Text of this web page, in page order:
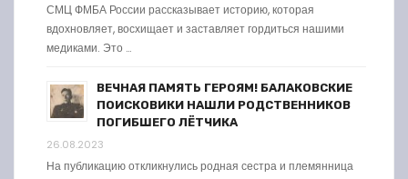
СМЦ ФМБА России рассказывает историю, которая
вдохновляет, восхищает и заставляет гордиться нашими
медиками. Это …
ВЕЧНАЯ ПАМЯТЬ ГЕРОЯМ! БАЛАКОВСКИЕ
ПОИСКОВИКИ НАШЛИ РОДСТВЕННИКОВ
ПОГИБШЕГО ЛЁТЧИКА
26.08.2023
На публикацию откликнулись родная сестра и племянница